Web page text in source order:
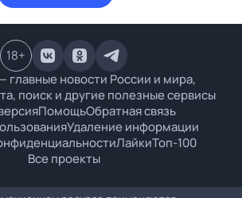
главные новости России и мира,
поиск и другие полезные сервисы
ПомощьОбратная связь
Удаление информации
ЛайкиТоп-100
Все проекты
18+